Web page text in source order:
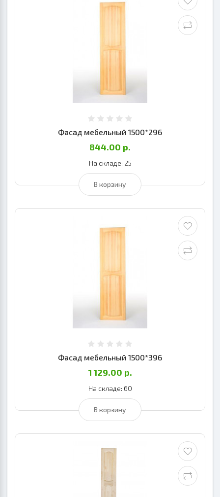
Фасад мебельный 1500*296
844.00 р.
На складе: 25
В корзину
Фасад мебельный 1500*396
1 129.00 р.
На складе: 60
В корзину